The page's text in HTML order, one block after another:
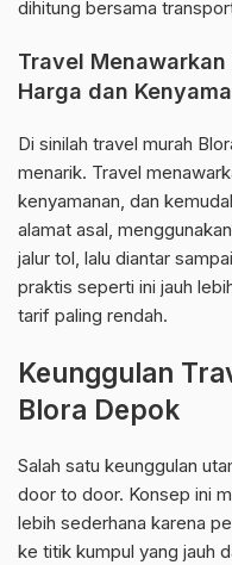
dihitung bersama
Travel
Harga dan
Di sinilah travel murah
menarik. Travel
kenyamanan, dan
alamat asal,
jalur tol, lalu diantar
praktis seperti ini jauh
tarif paling rendah.
Keunggulan
Blora Depok
Salah satu keunggulan
door to door. Konsep ini
lebih sederhana karena
ke titik kumpul yang jauh